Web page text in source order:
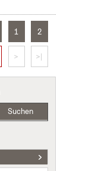
1 2
> >|
Suchen